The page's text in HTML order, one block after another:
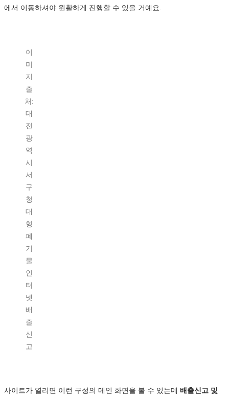
에서 이동하셔야 원활하게 진행할 수 있을 거예요.
이
미
지
출
처:
대
전
광
역
시
서
구
청
대
형
폐
기
물
인
터
넷
배
출
신
고
사이트가 열리면 이런 구성의 메인 화면을 볼 수 있는데 배출신고 및